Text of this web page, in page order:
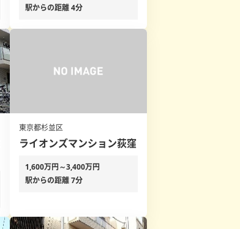
駅からの距離 4分
東京都杉並区
ライオンズマンション荻窪
1,600万円～3,400万円
駅からの距離 7分